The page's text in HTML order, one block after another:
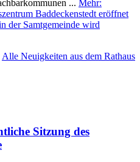
... Mehr:
Baddeckenstedt eröffnet
der Samtgemeinde wird
Alle Neuigkeiten aus dem Rathaus
Sitzung des